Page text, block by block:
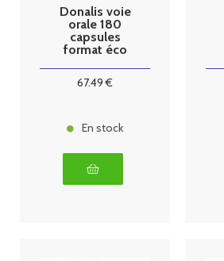
Donalis voie
orale 180
capsules
format éco
67.49 €
En stock